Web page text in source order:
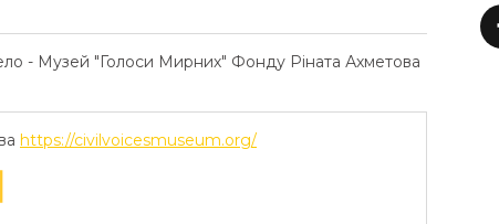
- Музей "Голоси Мирних" Фонду Ріната Ахметова
https://civilvoicesmuseum.org/